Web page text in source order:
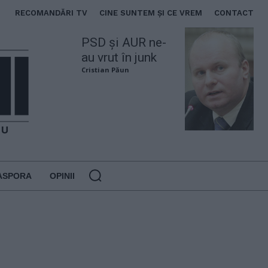
RECOMANDĂRI TV CINE SUNTEM ȘI CE VREM CONTACT
PSD și AUR ne-
au vrut în junk
Cristian Păun
OPINII